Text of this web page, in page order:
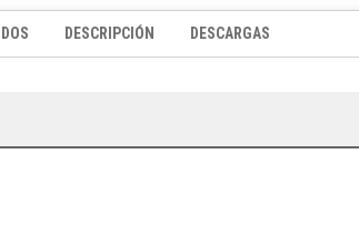
DESCRIPCIÓN DESCARGAS